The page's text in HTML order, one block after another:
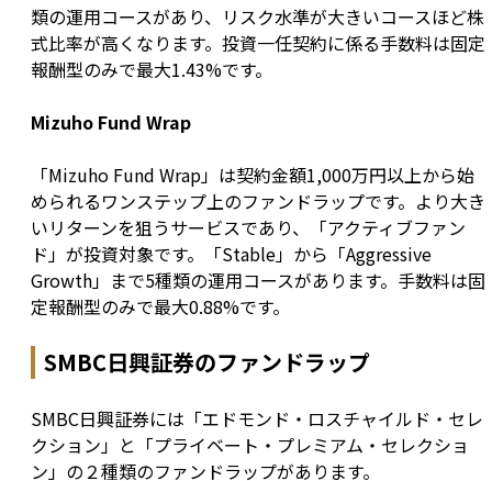
類の運用コースがあり、リスク水準が大きいコースほど株
式比率が高くなります。投資一任契約に係る手数料は固定
報酬型のみで最大1.43%です。
Mizuho Fund Wrap
「Mizuho Fund Wrap」は契約金額1,000万円以上から始
められるワンステップ上のファンドラップです。より大き
いリターンを狙うサービスであり、「アクティブファン
ド」が投資対象です。「Stable」から「Aggressive
Growth」まで5種類の運用コースがあります。手数料は固
定報酬型のみで最大0.88%です。
SMBC日興証券のファンドラップ
SMBC日興証券には「エドモンド・ロスチャイルド・セレ
クション」と「プライベート・プレミアム・セレクショ
ン」の２種類のファンドラップがあります。